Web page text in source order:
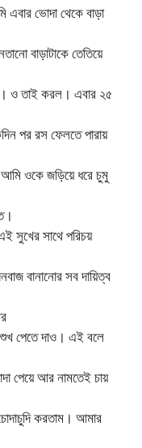
এবার ভোদা থেকে বাড়া
বাড়াটাকে তেতিয়ে
ও তাই করল। এবার ২৫
পর রস ফেলতে পারায়
ওকে জড়িয়ে ধরে চুমু
সুখের সাথে পরিচয়
বানানোর সব দায়িত্ব
পেতে দাও। এই বলে
পেয়ে আর নামতেই চায়
করতাম। আমার